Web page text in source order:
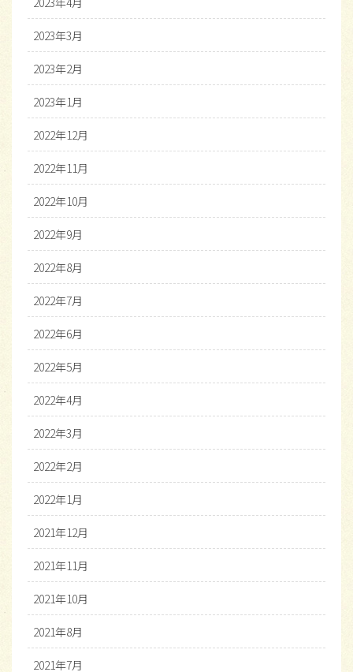
2023年3月
2023年2月
2023年1月
2022年12月
2022年11月
2022年10月
2022年9月
2022年8月
2022年7月
2022年6月
2022年5月
2022年4月
2022年3月
2022年2月
2022年1月
2021年12月
2021年11月
2021年10月
2021年8月
2021年7月